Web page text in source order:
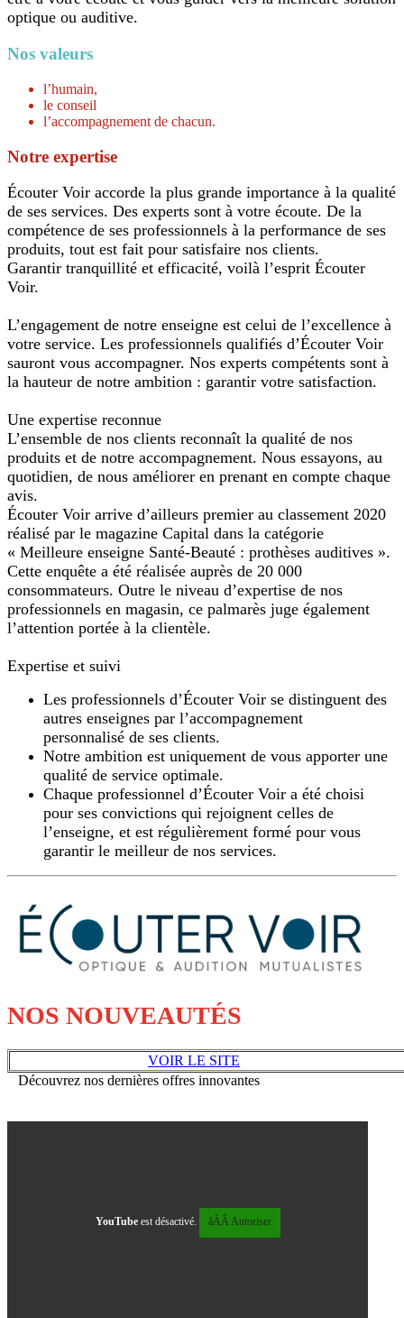
optique ou auditive.
Nos valeurs
l’humain,
le conseil
l’accompagnement de chacun.
Notre expertise
Écouter Voir accorde la plus grande importance à la qualité
de ses services. Des experts sont à votre écoute. De la
compétence de ses professionnels à la performance de ses
produits, tout est fait pour satisfaire nos clients.
Garantir tranquillité et efficacité, voilà l’esprit Écouter
Voir.
L’engagement de notre enseigne est celui de l’excellence à
votre service. Les professionnels qualifiés d’Écouter Voir
sauront vous accompagner. Nos experts compétents sont à
la hauteur de notre ambition : garantir votre satisfaction.
Une expertise reconnue
L’ensemble de nos clients reconnaît la qualité de nos
produits et de notre accompagnement. Nous essayons, au
quotidien, de nous améliorer en prenant en compte chaque
avis.
Écouter Voir arrive d’ailleurs premier au classement 2020
réalisé par le magazine Capital dans la catégorie
« Meilleure enseigne Santé-Beauté : prothèses auditives ».
Cette enquête a été réalisée auprès de 20 000
consommateurs. Outre le niveau d’expertise de nos
professionnels en magasin, ce palmarès juge également
l’attention portée à la clientèle.
Expertise et suivi
Les professionnels d’Écouter Voir se distinguent des
autres enseignes par l’accompagnement
personnalisé de ses clients.
Notre ambition est uniquement de vous apporter une
qualité de service optimale.
Chaque professionnel d’Écouter Voir a été choisi
pour ses convictions qui rejoignent celles de
l’enseigne, et est régulièrement formé pour vous
garantir le meilleur de nos services.
NOS NOUVEAUTÉS
VOIR LE SITE
Découvrez nos dernières offres innovantes
YouTubeest désactivé. âÂÂ Autoriser